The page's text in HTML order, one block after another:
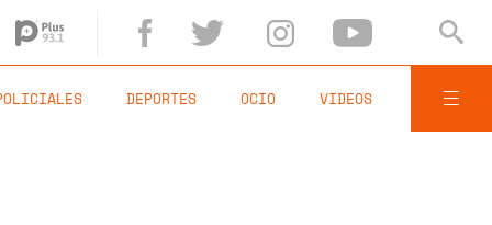
DEPORTES OCIO VIDEOS